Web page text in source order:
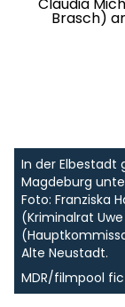
In der Elbestadt
Magdeburg
Foto: Franziska
(Kriminalrat
Alte Neustadt.
MDR/filmpool